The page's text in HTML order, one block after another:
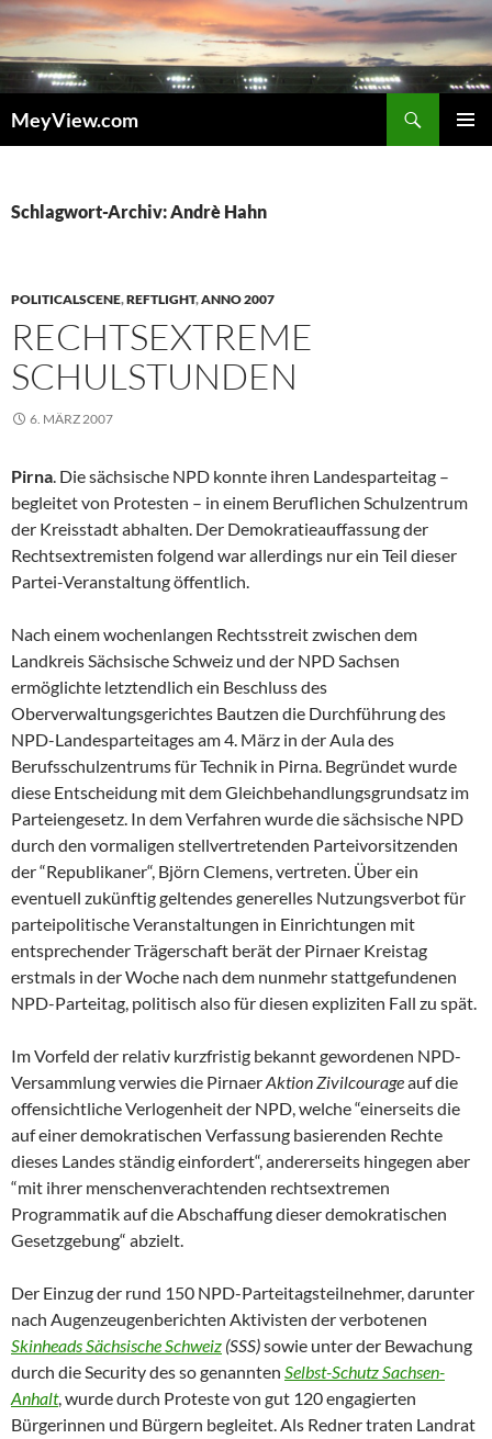
Zum
Inhalt
springen
MeyView.com
Schlagwort-Archiv: Andrè Hahn
POLITICALSCENE,REFTLIGHT,ANNO 2007
RECHTSEXTREME
SCHULSTUNDEN
6. MÄRZ 2007
Pirna. Die sächsische NPD konnte ihren Landesparteitag –
begleitet von Protesten – in einem Beruflichen Schulzentrum
der Kreisstadt abhalten. Der Demokratieauffassung der
Rechtsextremisten folgend war allerdings nur ein Teil dieser
Partei-Veranstaltung öffentlich.
Nach einem wochenlangen Rechtsstreit zwischen dem
Landkreis Sächsische Schweiz und der NPD Sachsen
ermöglichte letztendlich ein Beschluss des
Oberverwaltungsgerichtes Bautzen die Durchführung des
NPD-Landesparteitages am 4. März in der Aula des
Berufsschulzentrums für Technik in Pirna. Begründet wurde
diese Entscheidung mit dem Gleichbehandlungsgrundsatz im
Parteiengesetz. In dem Verfahren wurde die sächsische NPD
durch den vormaligen stellvertretenden Parteivorsitzenden
der “Republikaner“, Björn Clemens, vertreten. Über ein
eventuell zukünftig geltendes generelles Nutzungsverbot für
parteipolitische Veranstaltungen in Einrichtungen mit
entsprechender Trägerschaft berät der Pirnaer Kreistag
erstmals in der Woche nach dem nunmehr stattgefundenen
NPD-Parteitag, politisch also für diesen expliziten Fall zu spät.
Im Vorfeld der relativ kurzfristig bekannt gewordenen NPD-
Versammlung verwies die PirnaerAktion Zivilcourageauf die
offensichtliche Verlogenheit der NPD, welche “einerseits die
auf einer demokratischen Verfassung basierenden Rechte
dieses Landes ständig einfordert“, andererseits hingegen aber
“mit ihrer menschenverachtenden rechtsextremen
Programmatik auf die Abschaffung dieser demokratischen
Gesetzgebung“ abzielt.
Der Einzug der rund 150 NPD-Parteitagsteilnehmer, darunter
nach Augenzeugenberichten Aktivisten der verbotenen
Skinheads Sächsische Schweiz (SSS)sowie unter der Bewachung
durch die Security des so genannten Selbst-Schutz Sachsen-
Anhalt, wurde durch Proteste von gut 120 engagierten
Bürgerinnen und Bürgern begleitet. Als Redner traten Landrat